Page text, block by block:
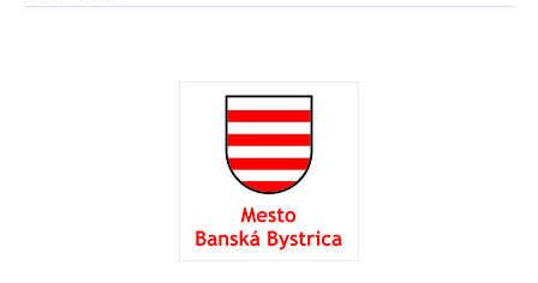
: AKO MÔŽETE POMÔCŤ? :